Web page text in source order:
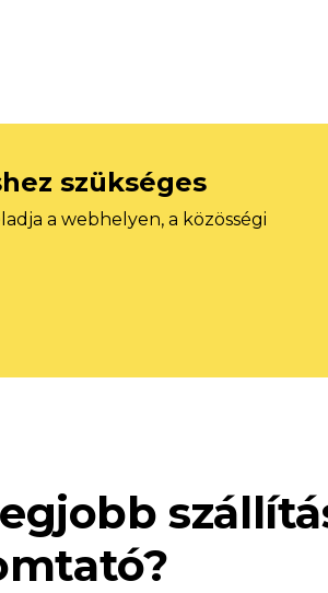
szükséges
a webhelyen, a közösségi